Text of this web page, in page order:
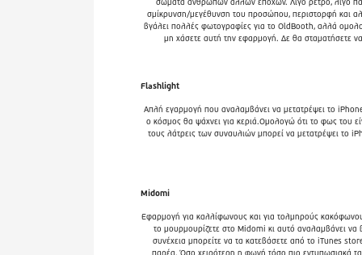
σμίκρυνση/μεγέθυνση του προσώπου, περιστορφή και
βγάλει πολλές φωτογραφίες για το OldBooth, αλλά
μη χάσετε αυτή την εφαρμογή. Δε θα σταματήσετε
Flashlight
Απλή εγαρμογή που αναλαμβάνει να μετατρέψει το
ο κόσμος θα ψάχνει για κεριά.Ομολογώ ότι το φως του
τους λάτρεις των συναυλιών μπορεί να μετατρέψει
Midomi
Εφαρμογή για καλλίφωνους και για τολμηρούς
το μουρμουρίζετε στο Midomi κι αυτό αναλαμβάνει να
συνέχεια μπορείτε να τα κατεβάσετε από το iTunes